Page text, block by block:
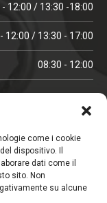
come i cookie
dispositivo. Il
dati come il
sito. Non
su alcune
- 12:00 / 13:30 -18:00
12:00 / 13:30 - 17:00
08:30 - 12:00
12:00 / 13:30 -18:00
08:00 - 12:00